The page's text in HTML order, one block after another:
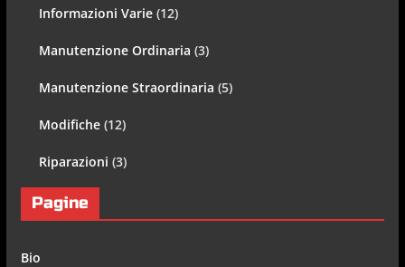
Informazioni Varie(12)
Manutenzione Ordinaria (3)
Manutenzione Straordinaria (5)
Modifiche(12)
Riparazioni (3)
Pagine
Bio